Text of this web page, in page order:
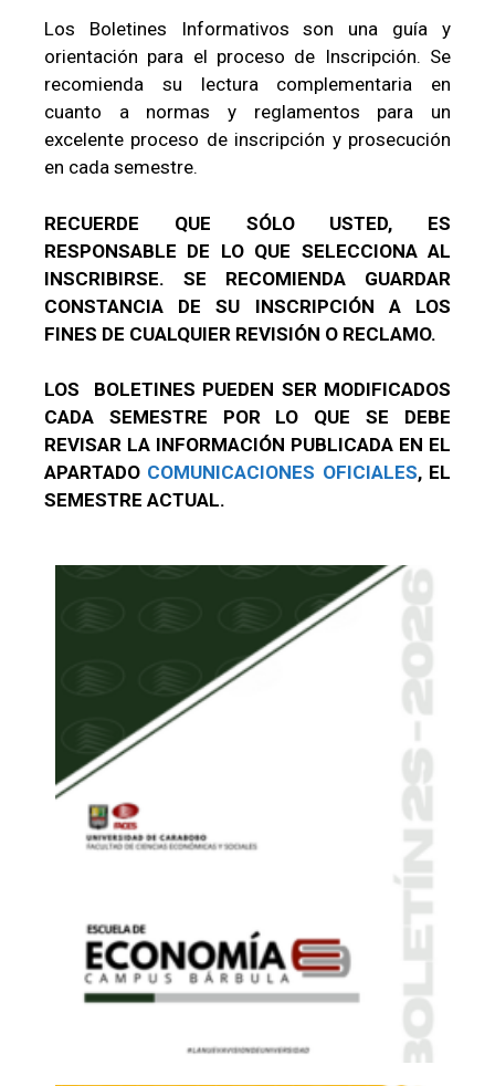
Los Boletines Informativos son una guía y
orientación para el proceso de Inscripción. Se
recomienda su lectura complementaria en
cuanto a normas y reglamentos para un
excelente proceso de inscripción y prosecución
en cada semestre.
RECUERDE QUE SÓLO USTED, ES
RESPONSABLE DE LO QUE SELECCIONA AL
INSCRIBIRSE. SE RECOMIENDA GUARDAR
CONSTANCIA DE SU INSCRIPCIÓN A LOS
FINES DE CUALQUIER REVISIÓN O RECLAMO.
LOS BOLETINES PUEDEN SER MODIFICADOS
CADA SEMESTRE POR LO QUE SE DEBE
REVISAR LA INFORMACIÓN PUBLICADA EN EL
APARTADO COMUNICACIONES OFICIALES, EL
SEMESTRE ACTUAL.